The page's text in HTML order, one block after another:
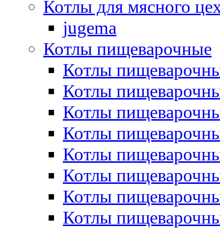
Котлы для мясного
jugema
Котлы пищеварочные
Котлы
Котлы
Котлы
Котлы
Котлы
Котлы
Котлы
Котлы